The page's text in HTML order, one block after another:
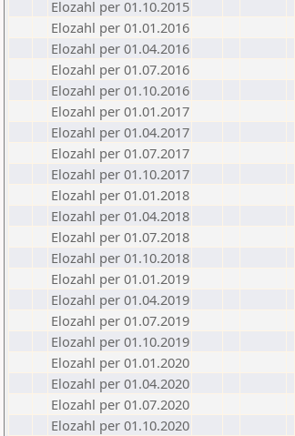
Elozahl per 01.10.2015
Elozahl per 01.01.2016
Elozahl per 01.04.2016
Elozahl per 01.07.2016
Elozahl per 01.10.2016
Elozahl per 01.01.2017
Elozahl per 01.04.2017
Elozahl per 01.07.2017
Elozahl per 01.10.2017
Elozahl per 01.01.2018
Elozahl per 01.04.2018
Elozahl per 01.07.2018
Elozahl per 01.10.2018
Elozahl per 01.01.2019
Elozahl per 01.04.2019
Elozahl per 01.07.2019
Elozahl per 01.10.2019
Elozahl per 01.01.2020
Elozahl per 01.04.2020
Elozahl per 01.07.2020
Elozahl per 01.10.2020